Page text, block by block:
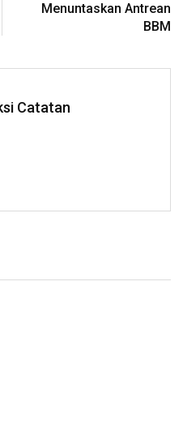
Menuntaskan Antrean
BBM
Catatan